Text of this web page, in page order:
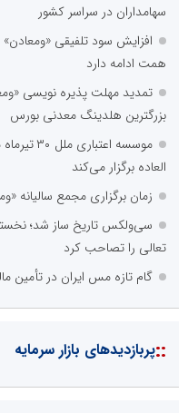
سهامداران در سراسر کشور
همت ادامه دارد
تمدید مهلت پذیره نویسی
بزرگترین هلدینگ معدنی بورس
موسسه
العاده برگزار می‌کند
زمان برگزاری مجمع سالیانه
سی‌ولکس تاریخ ساز شد؛
تعالی را تصاحب کرد
گام تازه مس ایران در تأمین
::پربازدیدهای بازار سرمایه